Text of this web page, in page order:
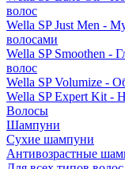
волос
Wella SP Just Men -
волосами
Wella SP Smoothen -
волос
Wella SP Volumize -
Wella SP Expert Kit -
Волосы
Шампуни
Сухие шампуни
Антивозрастные